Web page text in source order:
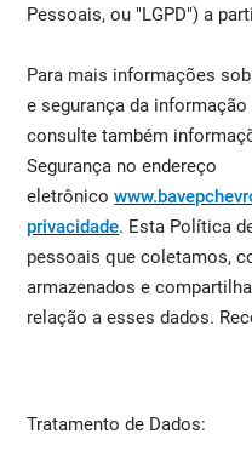
Pessoais, ou "LGPD") a
Para mais informações
e segurança da
consulte também
Segurança no endereço
eletrônico
privacidade. Esta Política
pessoais que coletamos,
armazenados e
relação a esses dados.
Tratamento de Dados: